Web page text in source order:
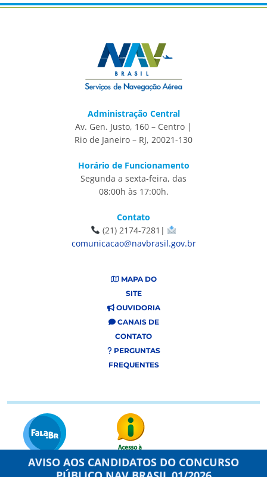
AVISO AOS CANDIDATOS DO CONCURSO
Administração Central
Av. Gen. Justo, 160 – Centro |
Rio de Janeiro – RJ, 20021-130
Horário de Funcionamento
Segunda a sexta-feira, das
08:00h às 17:00h.
Contato
(21) 2174-7281|
comunicacao@navbrasil.gov.br
MAPA DO
SITE
OUVIDORIA
CANAIS DE
CONTATO
PERGUNTAS
FREQUENTES